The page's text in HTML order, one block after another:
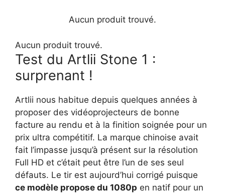
Aucun produit trouvé.
Aucun produit trouvé.
Test du Artlii Stone 1 :
surprenant !
Artlii nous habitue depuis quelques années à
proposer des vidéoprojecteurs de bonne
facture au rendu et à la finition soignée pour un
prix ultra compétitif. La marque chinoise avait
fait l’impasse jusqu’à présent sur la résolution
Full HD et c’était peut être l’un de ses seul
défauts. Le tir est aujourd’hui corrigé puisque
ce modèle propose du 1080p en natif pour un